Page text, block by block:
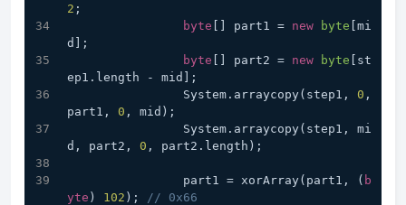
2 ;
byte [] part1 = new byte [mi
d];
byte [] part2 = new byte [st
ep1.length - mid];
                System.arraycopy(step1,
0 ,
part1, 0 , mid);
d, part2, 0 , part2.length);
                part1 = xorArray(part1, (
b
yte ) 102 );
// 0x66